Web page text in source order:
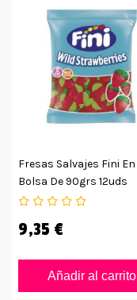
Fresas Salvajes Fini En
Bolsa De 90grs 12uds
9,35 €
Añadir al carrito